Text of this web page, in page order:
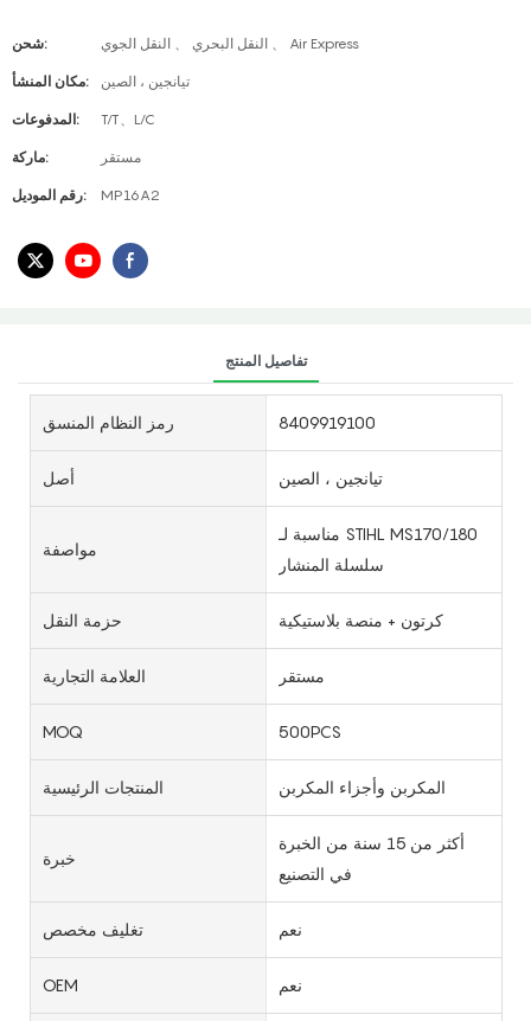
شحن: النقل البحري 、 النقل الجوي 、 Air Express
مكان المنشأ: تيانجين ، الصين
المدفوعات: T/T、L/C
ماركة: مستقر
رقم الموديل: MP16A2
تفاصيل المنتج
رمز النظام المنسق 8409919100
أصل تيانجين ، الصين
مواصفة
مناسبة لـ STIHL MS170/180
سلسلة المنشار
حزمة النقل كرتون + منصة بلاستيكية
العلامة التجارية مستقر
MOQ 500PCS
المنتجات الرئيسية المكربن وأجزاء المكربن
خبرة
أكثر من 15 سنة من الخبرة
في التصنيع
تغليف مخصص نعم
OEM نعم